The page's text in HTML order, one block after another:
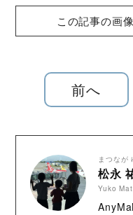
この記事の画
前へ
まつなが
松永
Yuko